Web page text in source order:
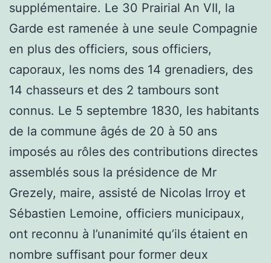
supplémentaire. Le 30 Prairial An VII, la
Garde est ramenée à une seule Compagnie
en plus des officiers, sous officiers,
caporaux, les noms des 14 grenadiers, des
14 chasseurs et des 2 tambours sont
connus. Le 5 septembre 1830, les habitants
de la commune âgés de 20 à 50 ans
imposés au rôles des contributions directes
assemblés sous la présidence de Mr
Grezely, maire, assisté de Nicolas Irroy et
Sébastien Lemoine, officiers municipaux,
ont reconnu à l’unanimité qu’ils étaient en
nombre suffisant pour former deux